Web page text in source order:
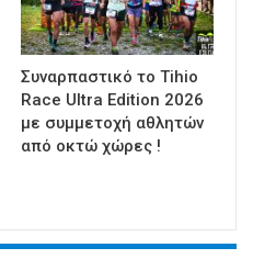
Συναρπαστικό το Tihio
Race Ultra Edition 2026
με συμμετοχή αθλητών
από οκτώ χώρες !